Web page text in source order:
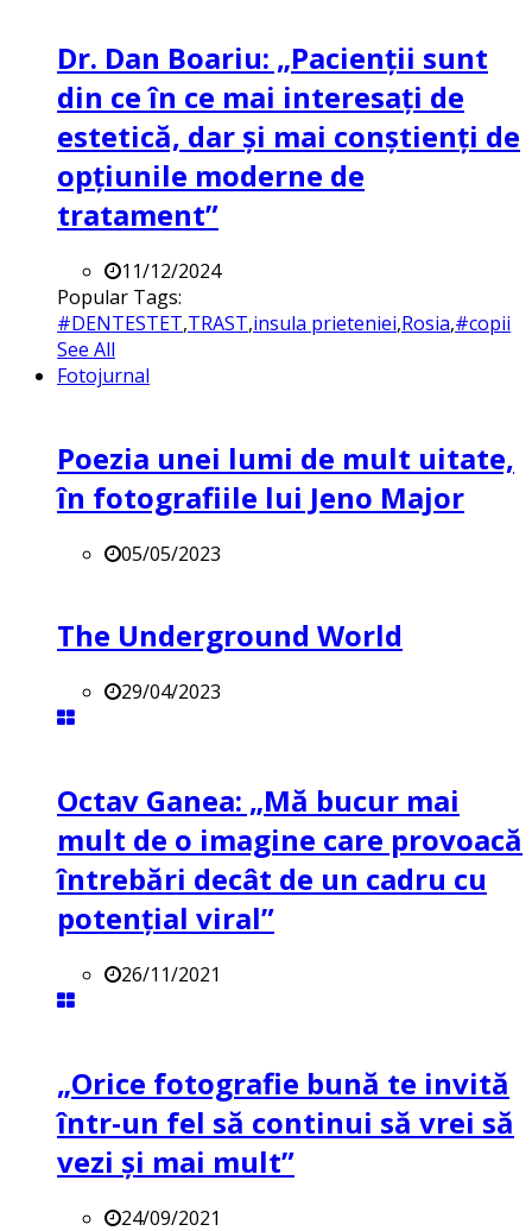
Dr. Dan Boariu: „Pacienții sunt
din ce în ce mai interesați de
estetică, dar și mai conștienți de
opțiunile moderne de
tratament”
11/12/2024
Popular Tags:
#DENTESTET,TRAST,insula prieteniei,Rosia,#copii
See All
Fotojurnal
Poezia unei lumi de mult uitate,
în fotografiile lui Jeno Major
05/05/2023
The Underground World
29/04/2023
Octav Ganea: „Mă bucur mai
mult de o imagine care provoacă
întrebări decât de un cadru cu
potenţial viral”
26/11/2021
„Orice fotografie bună te invită
într-un fel să continui să vrei să
vezi și mai mult”
24/09/2021